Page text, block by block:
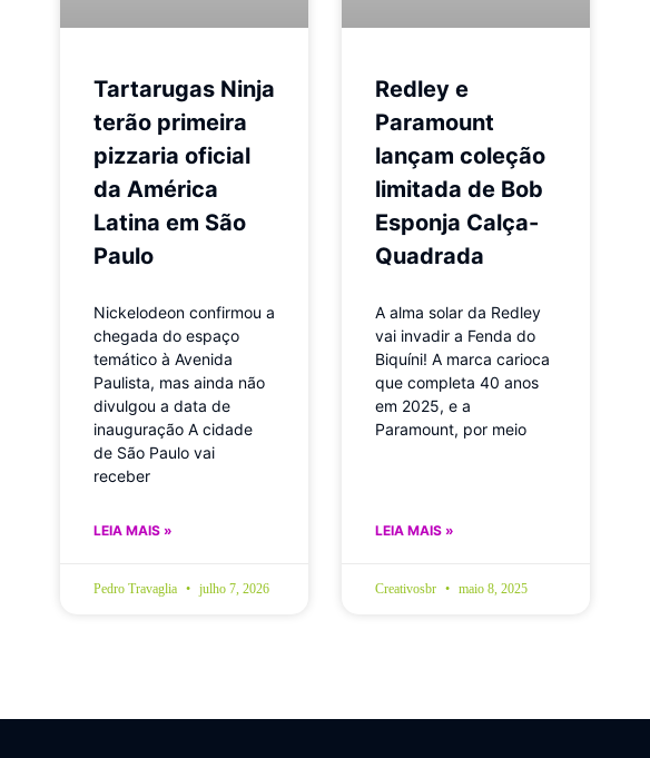
Tartarugas Ninja
terão primeira
pizzaria oficial
da América
Latina em São
Paulo
Nickelodeon confirmou a
chegada do espaço
temático à Avenida
Paulista, mas ainda não
divulgou a data de
inauguração A cidade
de São Paulo vai
receber
LEIA MAIS »
Pedro Travaglia julho 7, 2026
Redley e
Paramount
lançam coleção
limitada de Bob
Esponja Calça-
Quadrada
A alma solar da Redley
vai invadir a Fenda do
Biquíni! A marca carioca
que completa 40 anos
em 2025, e a
Paramount, por meio
LEIA MAIS »
Creativosbr maio 8, 2025